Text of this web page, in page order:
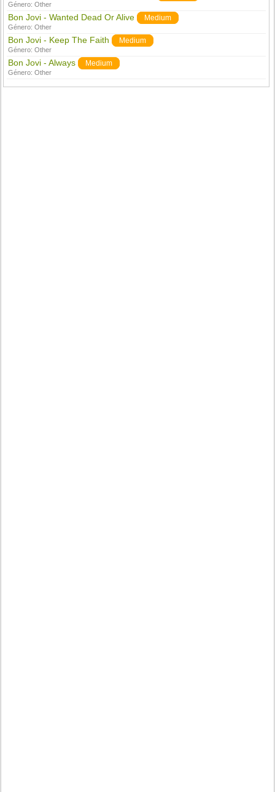
Género:Other
Bon Jovi - Wanted Dead Or Alive Medium
Género:Other
Bon Jovi - Keep The Faith Medium
Género:Other
Bon Jovi - Always Medium
Género:Other